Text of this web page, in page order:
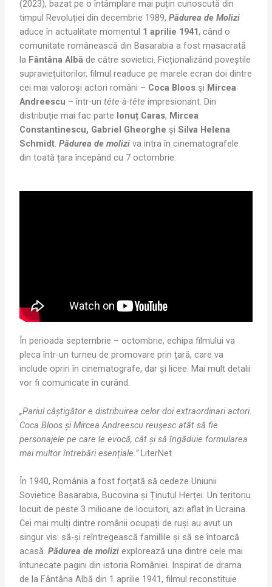
(2023), bazat pe o întâmplare mai puțin cunoscută din
timpul Revoluției din decembrie 1989,Pădurea de Molizi
aduce în actualitate momentul 1 aprilie 1941, când o
comunitate românească din Basarabia a fost masacrată
la Fântâna Albă de către sovietici. Ficționalizând poveștile
supraviețuitorilor, filmul readuce pe marele ecran doi dintre
cei mai valoroși actori români – Coca Bloos și Mircea
Andreescu – într-untête-à-tête impresionant. Din
distribuție mai fac parte Ionuț Caras, Mircea
Constantinescu, Gabriel Gheorghe șiSilva Helena
Schmidt.Pădurea de molizi va intra în cinematografele
din toată țara începând cu 7 octombrie.
În perioada septembrie – octombrie, echipa filmului va
pleca într-un turneu de promovare prin țară, care va
include opriri în cinematografe, dar și licee. Mai mult detalii
vor fi comunicate în curând.
„Pariul câștigător e distribuirea celor doi extraordinari actori.
Coca Bloos și Mircea Andreescu reușesc atât să fie
personajele pe care le evocă, cât și să îngăduie formularea
mai multor întrebări esențiale.”LiterNet
În 1940, România a fost forțată să cedeze Uniunii
Sovietice Basarabia, Bucovina și Ținutul Herței. Un teritoriu
locuit de peste 3 milioane de locuitori, azi aflat în Ucraina.
Cei mai mulți dintre românii ocupați de ruși au avut un
singur vis: să-și reîntregească famillile și să se întoarcă
acasă.Pădurea de molizi explorează una dintre cele mai
întunecate pagini din istoria României. Inspirat de drama
de la Fântâna Albă din 1 aprilie 1941, filmul reconstituie